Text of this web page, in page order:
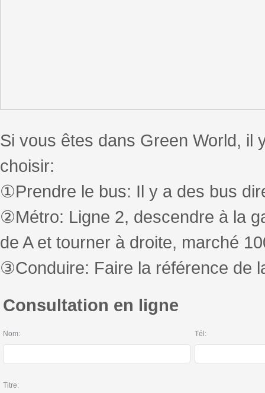
Si vous êtes dans Green World, il
choisir:
①Prendre le bus: Il y a des bus
②Métro: Ligne 2, descendre à la
de A et tourner à droite, marché
③Conduire: Faire la référence de
Consultation en ligne
Nom: Tél:
Titre: